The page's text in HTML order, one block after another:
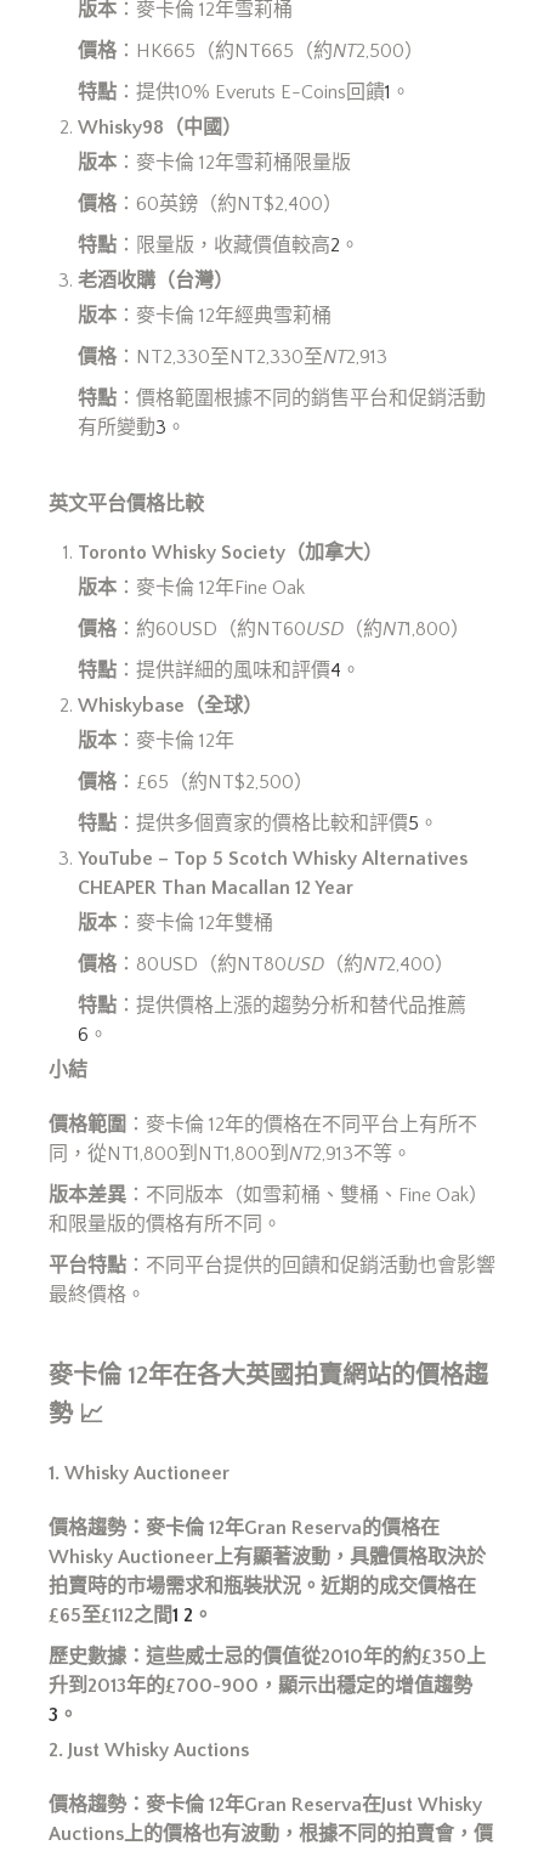
版本 ：麥卡倫 12年雪莉桶
價格 ：HK665（約NT665（約NT2,500）
特點 ：提供10% Everuts E-Coins回饋1 。
Whisky98 （中國）
版本 ：麥卡倫 12年雪莉桶限量版
價格 ：60英鎊（約NT$2,400）
特點 ：限量版，收藏價值較高2 。
老酒收購（台灣）
版本 ：麥卡倫 12年經典雪莉桶
價格 ：NT2,330至NT2,330至NT2,913
特點 ：價格範圍根據不同的銷售平台和促銷活動
有所變動3 。
英文平台價格比較
Toronto Whisky Society （加拿大）
版本 ：麥卡倫 12年Fine Oak
價格 ：約60USD（約NT60USD （約NT1,800）
特點 ：提供詳細的風味和評價4 。
Whiskybase （全球）
版本 ：麥卡倫 12年
價格 ：£65（約NT$2,500）
特點 ：提供多個賣家的價格比較和評價5 。
YouTube – Top 5 Scotch Whisky Alternatives
CHEAPER Than Macallan 12 Year
版本 ：麥卡倫 12年雙桶
價格 ：80USD（約NT80USD （約NT2,400）
特點 ：提供價格上漲的趨勢分析和替代品推薦
6 。
小結
價格範圍 ：麥卡倫 12年的價格在不同平台上有所不
同，從NT1,800到NT1,800到 NT2,913不等。
版本差異 ：不同版本（如雪莉桶、雙桶、Fine Oak）
和限量版的價格有所不同。
平台特點 ：不同平台提供的回饋和促銷活動也會影響
最終價格。
麥卡倫 12年在各大英國拍賣網站的價格趨
勢 📈
1. Whisky Auctioneer
價格趨勢：麥卡倫 12年Gran Reserva的價格在
Whisky Auctioneer上有顯著波動，具體價格取決於
拍賣時的市場需求和瓶裝狀況。近期的成交價格在
£65至£112之間1 2 。
歷史數據：這些威士忌的價值從2010年的約£350上
升到2013年的£700-900 ，顯示出穩定的增值趨勢
3 。
2. Just Whisky Auctions
價格趨勢：麥卡倫 12年Gran Reserva在Just Whisky
Auctions上的價格也有波動，根據不同的拍賣會，價